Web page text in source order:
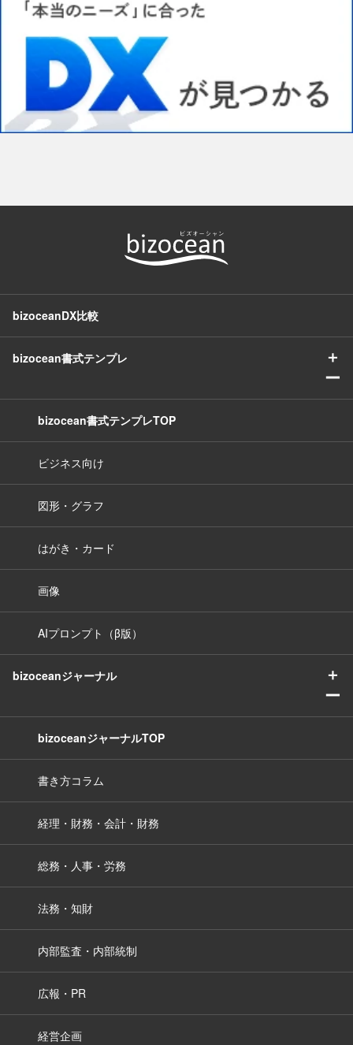
bizoceanDX比較
bizocean書式テンプレ
＋
ー
bizocean書式テンプレTOP
ビジネス向け
図形・グラフ
はがき・カード
画像
AIプロンプト（β版）
bizoceanジャーナル
＋
ー
bizoceanジャーナルTOP
書き方コラム
経理・財務・会計・財務
総務・人事・労務
法務・知財
内部監査・内部統制
広報・PR
経営企画